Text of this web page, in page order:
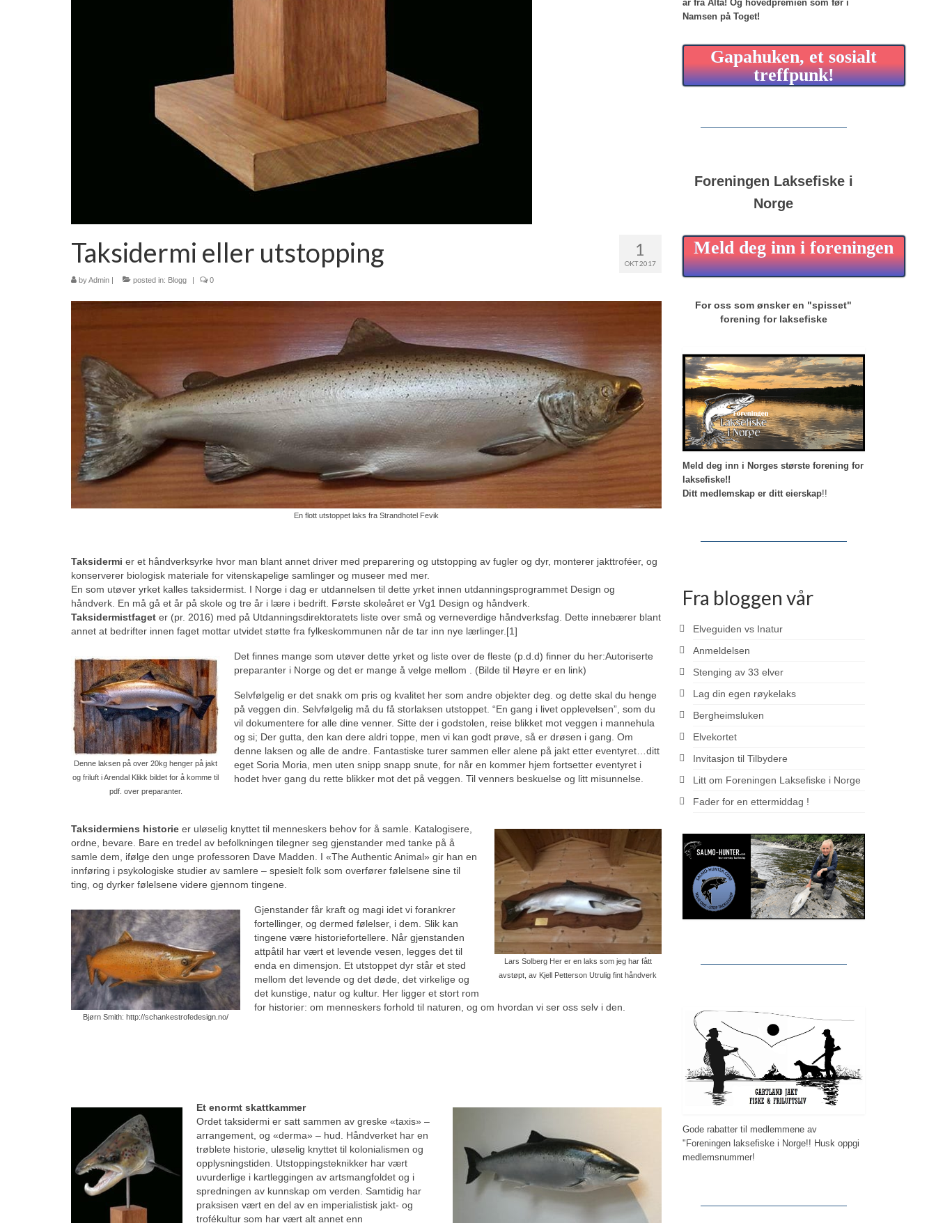
1
OKT 2017
Taksidermi eller utstopping
byAdmin | posted in: Blogg | 0
En flott utstoppet laks fra Strandhotel Fevik
Taksidermi er et håndverksyrke hvor man blant annet driver med preparering og utstopping av fugler og dyr, monterer jakttroféer, og
konserverer biologisk materiale for vitenskapelige samlinger og museer med mer.
En som utøver yrket kalles taksidermist. I Norge i dag er utdannelsen til dette yrket innen utdanningsprogrammet Design og
håndverk. En må gå et år på skole og tre år i lære i bedrift. Første skoleåret er Vg1 Design og håndverk.
Taksidermistfaget er (pr. 2016) med på Utdanningsdirektoratets liste over små og verneverdige håndverksfag. Dette innebærer blant
annet at bedrifter innen faget mottar utvidet støtte fra fylkeskommunen når de tar inn nye lærlinger.[1]
Denne laksen på over 20kg henger på jakt
og friluft i Arendal Klikk bildet for å komme til
pdf. over preparanter.
Det finnes mange som utøver dette yrket og liste over de fleste (p.d.d) finner du her:Autoriserte
preparanter i Norge og det er mange å velge mellom . (Bilde til Høyre er en link)
Selvfølgelig er det snakk om pris og kvalitet her som andre objekter deg. og dette skal du henge
på veggen din. Selvfølgelig må du få storlaksen utstoppet. “En gang i livet opplevelsen”, som du
vil dokumentere for alle dine venner. Sitte der i godstolen, reise blikket mot veggen i mannehula
og si; Der gutta, den kan dere aldri toppe, men vi kan godt prøve, så er drøsen i gang. Om
denne laksen og alle de andre. Fantastiske turer sammen eller alene på jakt etter eventyret…ditt
eget Soria Moria, men uten snipp snapp snute, for når en kommer hjem fortsetter eventyret i
hodet hver gang du rette blikker mot det på veggen. Til venners beskuelse og litt misunnelse.
Lars Solberg Her er en laks som jeg har fått
avstøpt, av Kjell Petterson Utrulig fint håndverk
Taksidermiens historie er uløselig knyttet til menneskers behov for å samle. Katalogisere,
ordne, bevare. Bare en tredel av befolkningen tilegner seg gjenstander med tanke på å
samle dem, ifølge den unge professoren Dave Madden. I «The Authentic Animal» gir han en
innføring i psykologiske studier av samlere – spesielt folk som overfører følelsene sine til
ting, og dyrker følelsene videre gjennom tingene.
Bjørn Smith: http://schankestrofedesign.no/
Gjenstander får kraft og magi idet vi forankrer
fortellinger, og dermed følelser, i dem. Slik kan
tingene være historiefortellere. Når gjenstanden
attpåtil har vært et levende vesen, legges det til
enda en dimensjon. Et utstoppet dyr står et sted
mellom det levende og det døde, det virkelige og
det kunstige, natur og kultur. Her ligger et stort rom
for historier: om menneskers forhold til naturen, og om hvordan vi ser oss selv i den.
Et enormt skattkammer
Ordet taksidermi er satt sammen av greske «taxis» –
arrangement, og «derma» – hud. Håndverket har en
trøblete historie, uløselig knyttet til kolonialismen og
opplysningstiden. Utstoppingsteknikker har vært
uvurderlige i kartleggingen av artsmangfoldet og i
spredningen av kunnskap om verden. Samtidig har
praksisen vært en del av en imperialistisk jakt- og
trofékultur som har vært alt annet enn
år fra Alta! Og hovedpremien som før i
Namsen på Toget!
Gapahuken, et sosialt
treffpunk!
Foreningen Laksefiske i
Norge
Meld deg inn i foreningen
For oss som ønsker en "spisset"
forening for laksefiske
Meld deg inn i Norges største forening for
laksefiske!!
Ditt medlemskap er ditt eierskap!!
Fra bloggen vår
Elveguiden vs Inatur
Anmeldelsen
Stenging av 33 elver
Lag din egen røykelaks
Bergheimsluken
Elvekortet
Invitasjon til Tilbydere
Litt om Foreningen Laksefiske i Norge
Fader for en ettermiddag !
Gode rabatter til medlemmene av
"Foreningen laksefiske i Norge!! Husk oppgi
medlemsnummer!